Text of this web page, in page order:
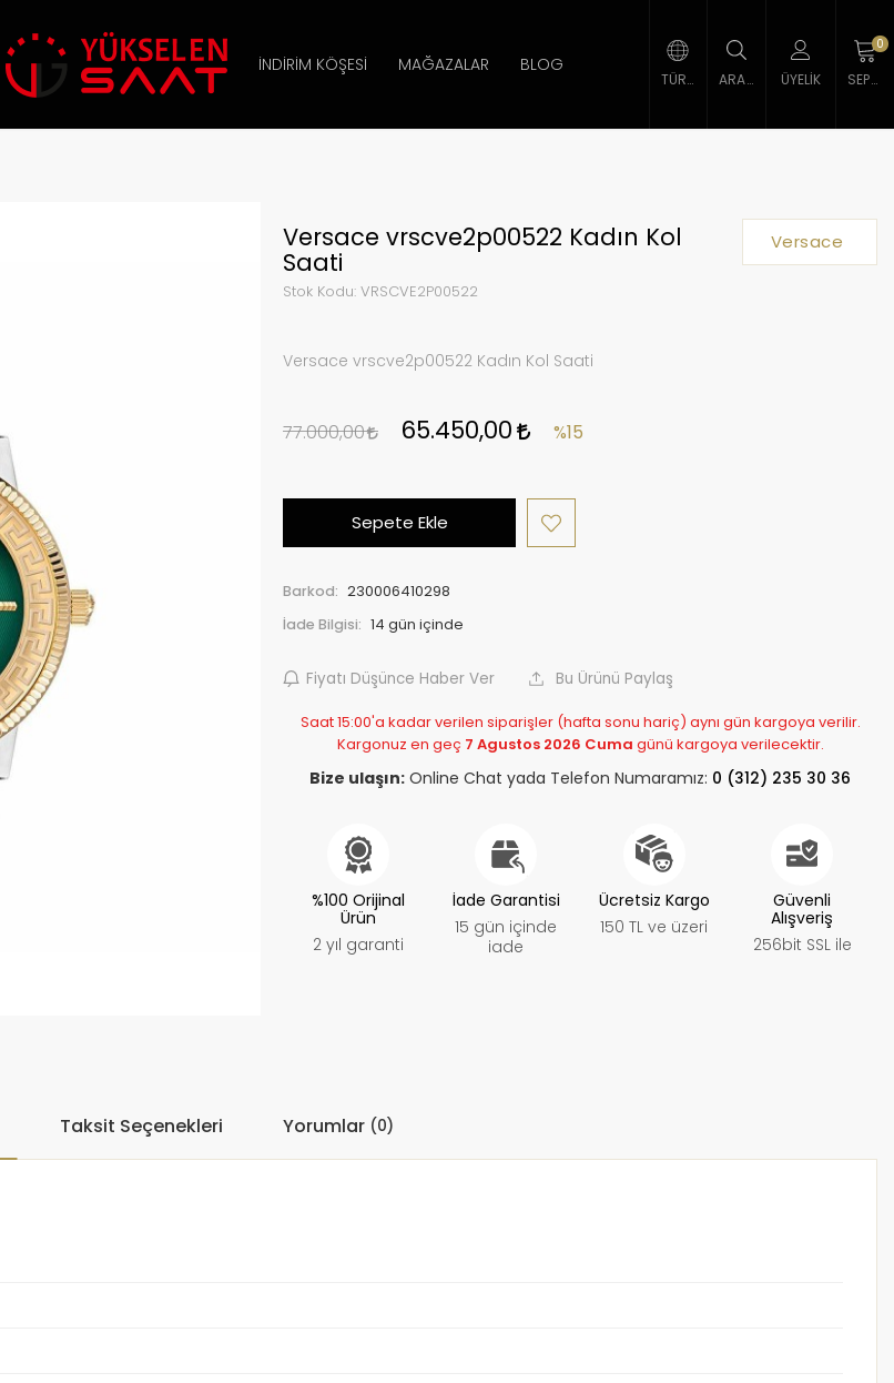
İNDIRIM KÖŞESI MAĞAZALAR BLOG
ÜYELIK
0
Versace
Versace vrscve2p00522 Kadın Kol
Saati
Stok Kodu: VRSCVE2P00522
Versace vrscve2p00522 Kadın Kol Saati
77.000,00 65.450,00 %15
Sepete Ekle
Barkod: 230006410298
İade Bilgisi:
Fiyatı Düşünce Haber Ver Bu Ürünü Paylaş
Saat 15:00'a kadar verilen siparişler (hafta sonu hariç) aynı gün kargoya verilir.
Kargonuz en geç 7 Agustos 2026 Cuma günü kargoya verilecektir.
Bize ulaşın: Online Chat yada Telefon Numaramız: 0 (312) 235 30 36
%100 Orijinal
Ürün
2 yıl garanti
İade Garantisi
15 gün içinde
iade
Ücretsiz Kargo
150 TL ve üzeri
Güvenli
Alışveriş
256bit SSL ile
Taksit Seçenekleri Yorumlar (0)